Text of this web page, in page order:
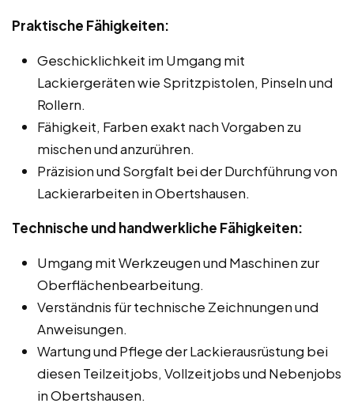
Praktische Fähigkeiten:
Geschicklichkeit im Umgang mit
Lackiergeräten wie Spritzpistolen, Pinseln und
Rollern.
Fähigkeit, Farben exakt nach Vorgaben zu
mischen und anzurühren.
Präzision und Sorgfalt bei der Durchführung von
Lackierarbeiten in Obertshausen.
Technische und handwerkliche Fähigkeiten:
Umgang mit Werkzeugen und Maschinen zur
Oberflächenbearbeitung.
Verständnis für technische Zeichnungen und
Anweisungen.
Wartung und Pflege der Lackierausrüstung bei
diesen Teilzeitjobs, Vollzeitjobs und Nebenjobs
in Obertshausen.